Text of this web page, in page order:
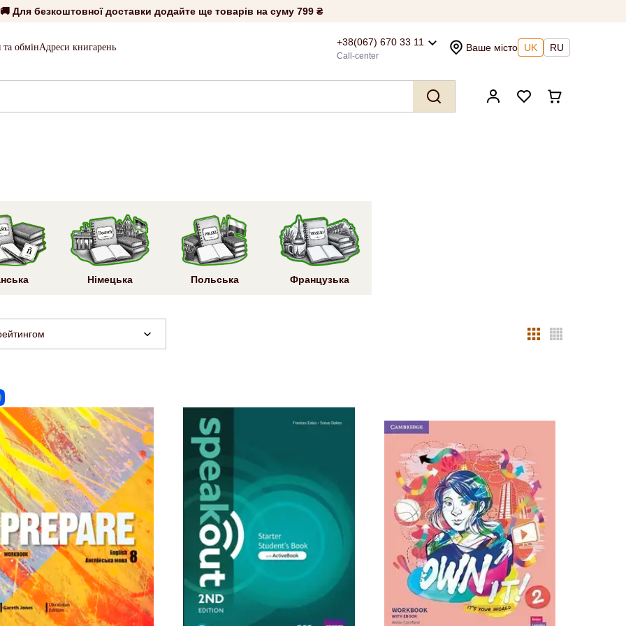
🚚 Для безкоштовної доставки додайте ще товарів на суму 799 ₴
обмінАдреси книгарень +38(067) 670 33 11
Call-center
Ваше місто UK RU
Німецька Польська Французька